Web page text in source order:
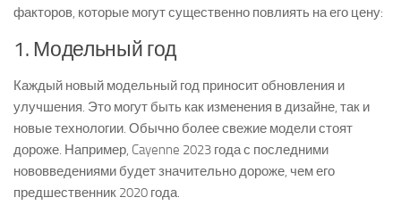
факторов, которые могут существенно повлиять на его цену:
1. Модельный год
Каждый новый модельный год приносит обновления и
улучшения. Это могут быть как изменения в дизайне, так и
новые технологии. Обычно более свежие модели стоят
дороже. Например, Cayenne 2023 года с последними
нововведениями будет значительно дороже, чем его
предшественник 2020 года.